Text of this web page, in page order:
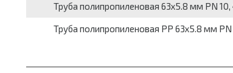
Труба полипропиленовая 63х5.8 мм PN
Труба полипропиленовая PP 63х5.8 мм